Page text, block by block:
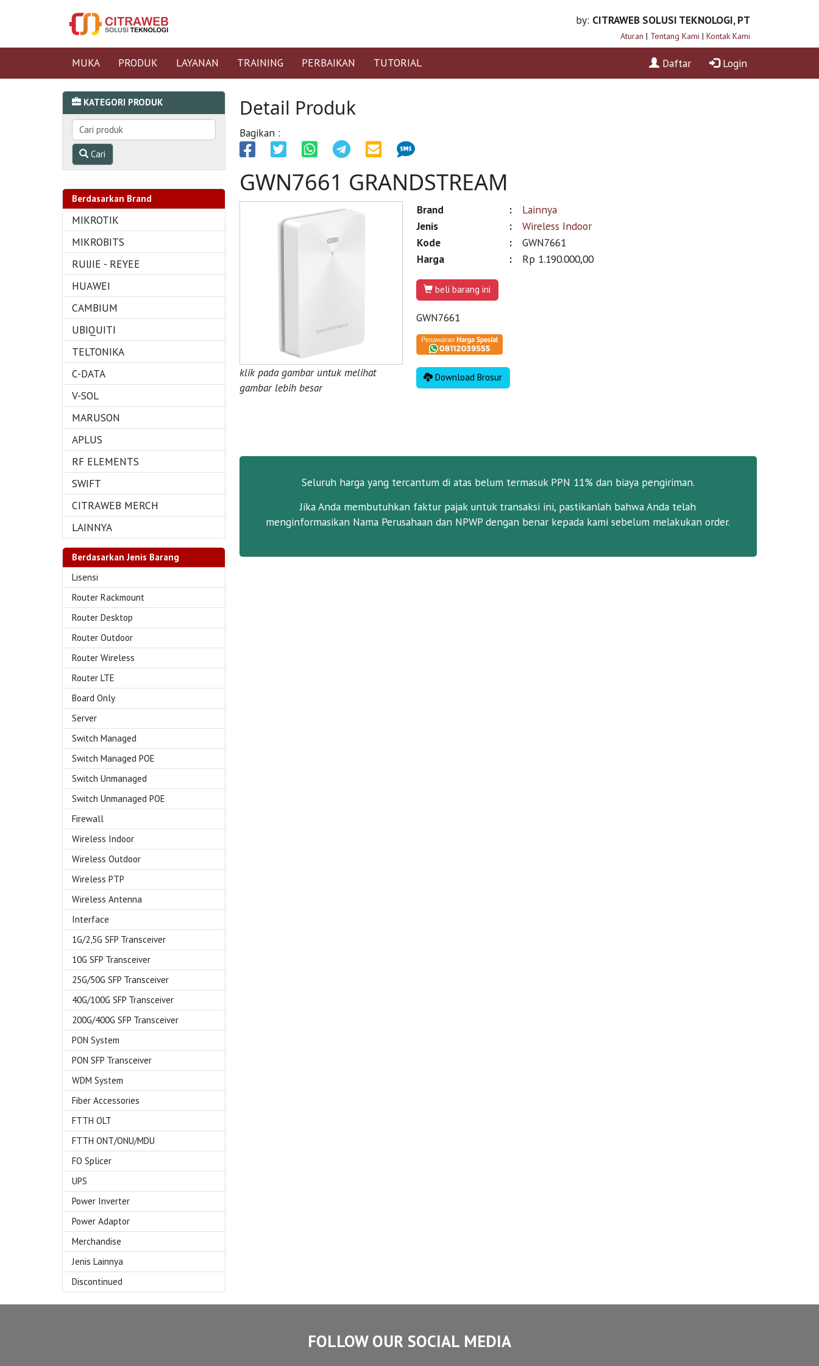
by: CITRAWEB SOLUSI TEKNOLOGI, PT
Aturan | Tentang Kami | Kontak Kami
MUKA PRODUK LAYANAN TRAINING PERBAIKAN TUTORIAL Daftar Login
KATEGORI PRODUK
Cari
Berdasarkan Brand
MIKROTIK
MIKROBITS
RUIJIE - REYEE
HUAWEI
CAMBIUM
UBIQUITI
TELTONIKA
C-DATA
V-SOL
MARUSON
APLUS
RF ELEMENTS
SWIFT
CITRAWEB MERCH
LAINNYA
Berdasarkan Jenis Barang
Lisensi
Router Rackmount
Router Desktop
Router Outdoor
Router Wireless
Router LTE
Board Only
Server
Switch Managed
Switch Managed POE
Switch Unmanaged
Switch Unmanaged POE
Firewall
Wireless Indoor
Wireless Outdoor
Wireless PTP
Wireless Antenna
Interface
1G/2,5G SFP Transceiver
10G SFP Transceiver
25G/50G SFP Transceiver
40G/100G SFP Transceiver
200G/400G SFP Transceiver
PON System
PON SFP Transceiver
WDM System
Fiber Accessories
FTTH OLT
FTTH ONT/ONU/MDU
FO Splicer
UPS
Power Inverter
Power Adaptor
Merchandise
Jenis Lainnya
Discontinued
Detail Produk
Bagikan :
GWN7661 GRANDSTREAM
klik pada gambar untuk melihat
gambar lebih besar
Brand :
Lainnya
Jenis
:
Wireless Indoor
Kode
:
GWN7661
Harga
: Rp 1.190.000,00
beli barang ini
GWN7661
Download Brosur
Seluruh harga yang tercantum di atas belum termasuk PPN 11% dan biaya pengiriman.
Jika Anda membutuhkan faktur pajak untuk transaksi ini, pastikanlah bahwa Anda telah
menginformasikan Nama Perusahaan dan NPWP dengan benar kepada kami sebelum melakukan order.
FOLLOW OUR SOCIAL MEDIA